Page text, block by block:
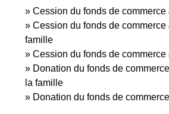
Cession du fonds de commerce
Cession du fonds de commerce
famille
Cession du fonds de
Donation du fonds de
la famille
Donation du fonds de